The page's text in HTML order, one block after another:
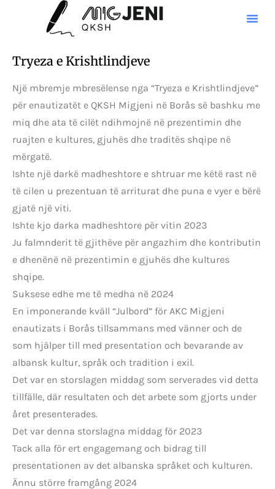
Tryeza e Krishtlindjeve
Një mbremje mbresëlense nga “Tryeza e Krishtlindjeve”
për enautizatët e QKSH Migjeni në Borås së bashku me
miq dhe ata të cilët ndihmojnë në prezentimin dhe
ruajten e kultures, gjuhës dhe traditës shqipe në
mërgatë.
Ishte një darkë madheshtore e shtruar me këtë rast në
të cilen u prezentuan të arriturat dhe puna e vyer e bërë
gjatë një viti.
Ishte kjo darka madheshtore për vitin 2023
Ju falmnderit të gjithëve për angazhim dhe kontributin
e dhenënë në prezentimin e gjuhës dhe kultures
shqipe.
Suksese edhe me të medha në 2024
En imponerande kväll “Julbord” för AKC Migjeni
enautizats i Borås tillsammans med vänner och de
som hjälper till med presentation och bevarande av
albansk kultur, språk och tradition i exil.
Det var en storslagen middag som serverades vid detta
tillfälle, där resultaten och det arbete som gjorts under
året presenterades.
Det var denna storslagna middag för 2023
Tack alla för ert engagemang och bidrag till
presentationen av det albanska språket och kulturen.
Ännu större framgång 2024